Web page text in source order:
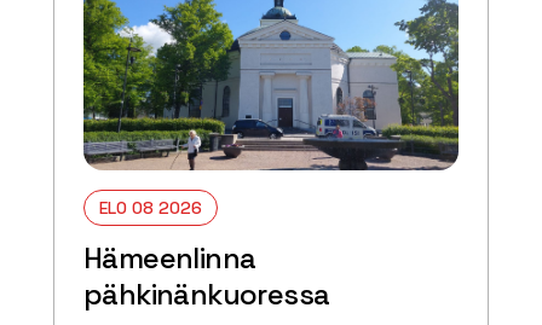
ELO 08 2026
Hämeenlinna
pähkinänkuoressa